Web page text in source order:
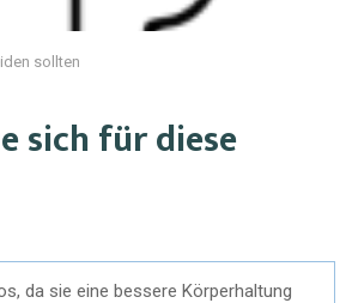
sollten
sich für diese
da sie eine bessere Körperhaltung